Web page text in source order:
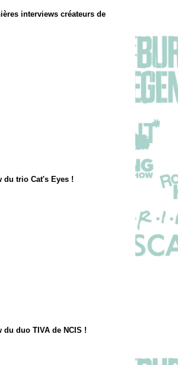
interviews créateurs de
du trio Cat's Eyes !
duo TIVA de NCIS !